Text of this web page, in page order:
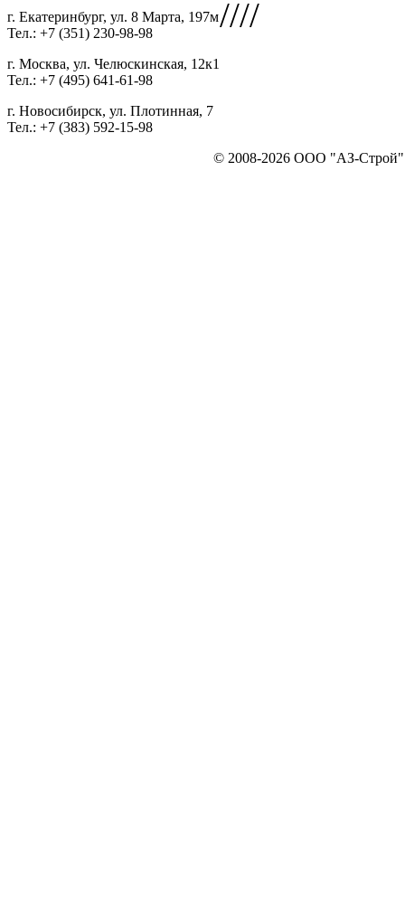
г. Екатеринбург, ул. 8 Марта, 197м
Тел.: +7 (351) 230-98-98
г. Москва, ул. Челюскинская, 12к1
Тел.: +7 (495) 641-61-98
г. Новосибирск, ул. Плотинная, 7
Тел.: +7 (383) 592-15-98
////
© 2008-2026 ООО "АЗ-Строй".